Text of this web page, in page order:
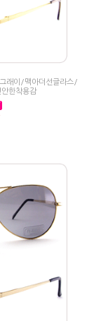
래이/맥아더선글라스/
한착용감